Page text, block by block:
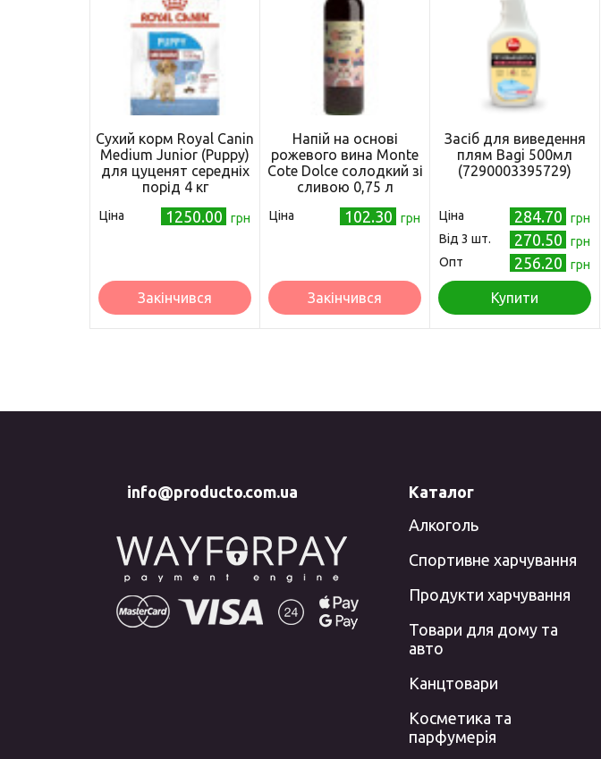
Сухий корм Royal Canin
Medium Junior (Puppy)
для цуценят середніх
порід 4 кг
Ціна 1250.00 грн
Закінчився
Напій на основі
рожевого вина Monte
Cote Dolce солодкий зі
сливою 0,75 л
Ціна 102.30 грн
Закінчився
Засіб для виведення
плям Bagi 500мл
(7290003395729)
Ціна 284.70
грн
Від 3 шт.
270.50
грн
Опт
256.20 грн
Купити
info@producto.com.ua
Каталог
Алкоголь
Спортивне харчування
Продукти харчування
Товари для дому та
авто
Канцтовари
Косметика та
парфумерія